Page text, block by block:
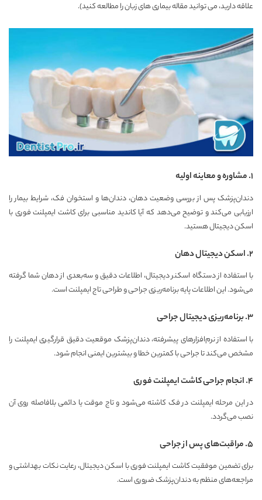
علاقه دارید، می توانید مقالهبیماری های زبانرا مطالعه کنید).
۱. مشاوره و معاینه اولیه
دندان‌پزشک پس از بررسی وضعیت دهان، دندان‌ها و استخوان فک، شرایط بیمار را
ارزیابی می‌کند و توضیح می‌دهد که آیا کاندید مناسبی برای کاشت ایمپلنت فوری با
اسکن دیجیتال هستید.
۲. اسکن دیجیتال دهان
با استفاده از دستگاه اسکنر دیجیتال، اطلاعات دقیق و سه‌بعدی از دهان شما گرفته
می‌شود. این اطلاعات پایه برنامه‌ریزی جراحی و طراحی تاج ایمپلنت است.
۳. برنامه‌ریزی دیجیتال جراحی
با استفاده از نرم‌افزارهای پیشرفته، دندان‌پزشک موقعیت دقیق قرارگیری ایمپلنت را
مشخص می‌کند تا جراحی با کمترین خطا و بیشترین ایمنی انجام شود.
۴. انجام جراحی کاشت ایمپلنت فوری
در این مرحله ایمپلنت در فک کاشته می‌شود و تاج موقت یا دائمی بلافاصله روی آن
نصب می‌گردد.
۵. مراقبت‌های پس از جراحی
برای تضمین موفقیت کاشت ایمپلنت فوری با اسکن دیجیتال، رعایت نکات بهداشتی و
مراجعه‌های منظم به دندان‌پزشک ضروری است.